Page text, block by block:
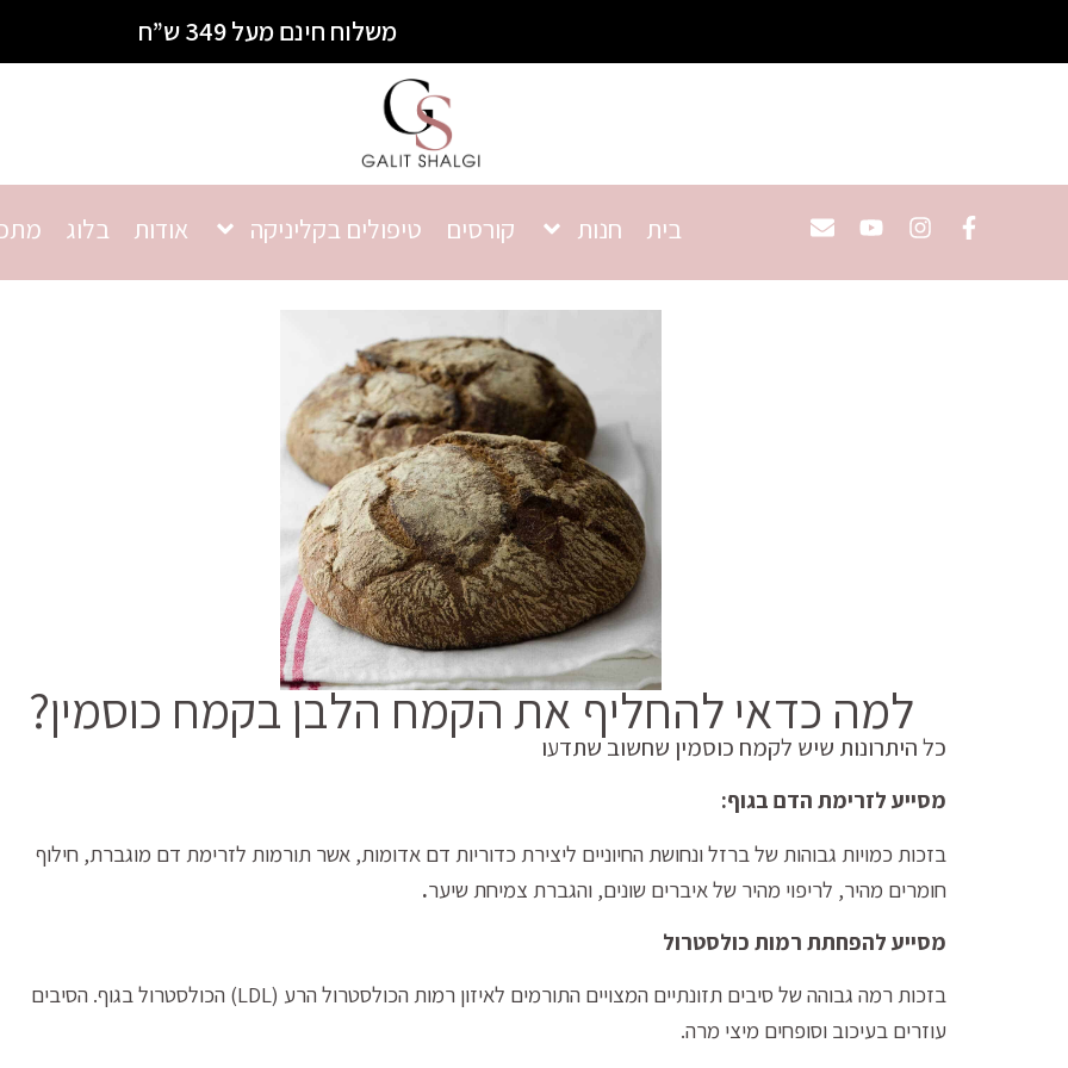
משלוח חינם מעל 349 ש”ח
בית חנות קורסים טיפולים בקליניקה אודות בלוג
למה כדאי להחליף את הקמח הלבן בקמח כוסמין?
כל היתרונות שיש לקמח כוסמין שחשוב שתדעו
מסייע לזרימת הדם בגוף:
בזכות כמויות גבוהות של ברזל ונחושת החיוניים ליצירת כדוריות דם אדומות, אשר תורמות לזרימת דם מוגברת, חילוף
חומרים מהיר, לריפוי מהיר של איברים שונים, והגברת צמיחת שיער.
מסייע להפחתת רמות כולסטרול
בזכות רמה גבוהה של סיבים תזונתיים המצויים התורמים לאיזון רמות הכולסטרול הרע (LDL) הכולסטרול בגוף. הסיבים
עוזרים בעיכוב וסופחים מיצי מרה.